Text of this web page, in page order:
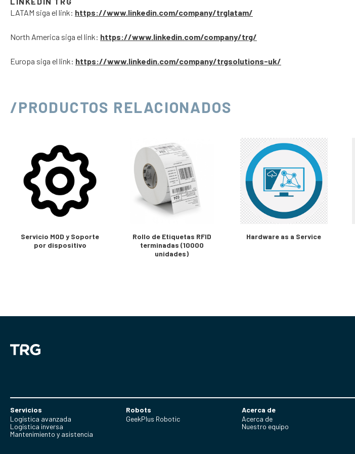
LATAM siga el link: https://www.linkedin.com/company/trglatam/
North America siga el link: https://www.linkedin.com/company/trg/
Europa siga el link: https://www.linkedin.com/company/trgsolutions-uk/
/PRODUCTOS RELACIONADOS
Servicio MOD y Soporte
por dispositivo
Rollo de Etiquetas RFID
terminadas (10000
unidades)
Hardware as a Service
Servicios
Logística avanzada
Logística inversa
Mantenimiento y asistencia
Robots
GeekPlus Robotic
Acerca de
Acerca de
Nuestro equipo